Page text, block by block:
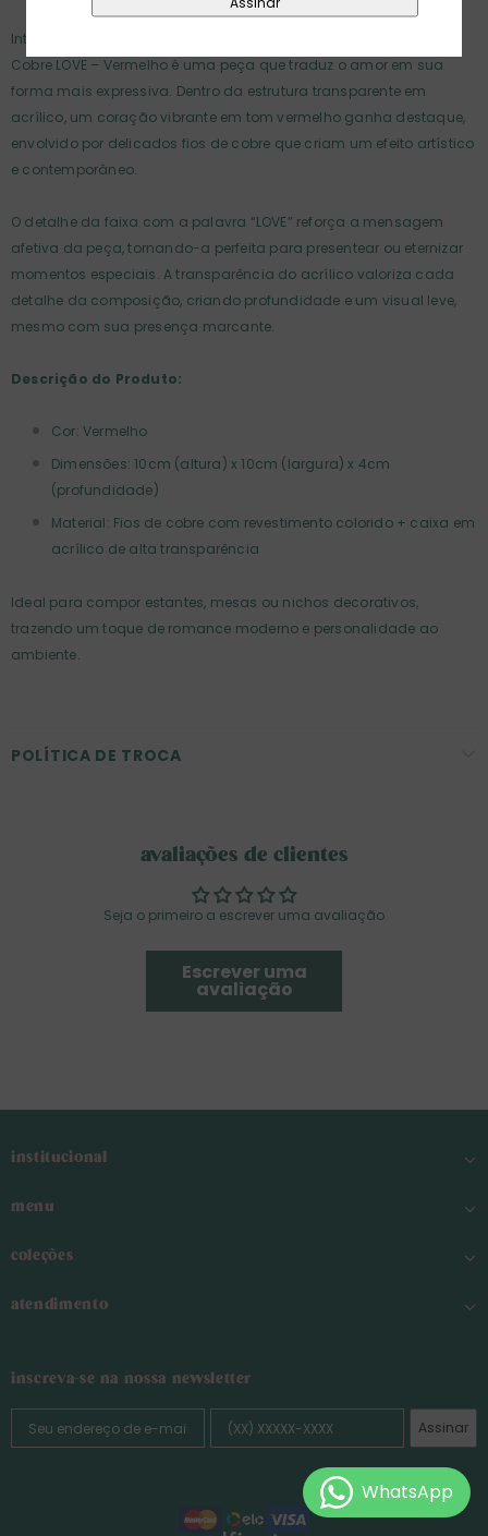
Intensa e cheia de significado, a Caixa Acrílico Coração Fios de
Cobre LOVE – Vermelho é uma peça que traduz o amor em sua
forma mais expressiva. Dentro da estrutura transparente em
acrílico, um coração vibrante em tom vermelho ganha destaque,
envolvido por delicados fios de cobre que criam um efeito artístico
e contemporâneo.
O detalhe da faixa com a palavra “LOVE” reforça a mensagem
afetiva da peça, tornando-a perfeita para presentear ou eternizar
momentos especiais. A transparência do acrílico valoriza cada
detalhe da composição, criando profundidade e um visual leve,
mesmo com sua presença marcante.
Descrição do Produto:
Cor: Vermelho
Dimensões: 10cm (altura) x 10cm (largura) x 4cm
(profundidade)
Material: Fios de cobre com revestimento colorido + caixa em
acrílico de alta transparência
Ideal para compor estantes, mesas ou nichos decorativos,
trazendo um toque de romance moderno e personalidade ao
ambiente.
POLÍTICA DE TROCA
avaliações de clientes
Seja o primeiro a escrever uma avaliação
Escrever uma
avaliação
institucional
menu
coleções
atendimento
inscreva-se na nossa newsletter